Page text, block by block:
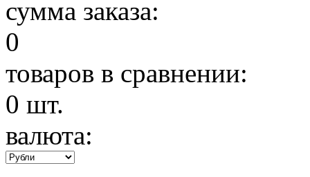
сумма заказа:
0
товаров в сравнении:
0 шт.
валюта: